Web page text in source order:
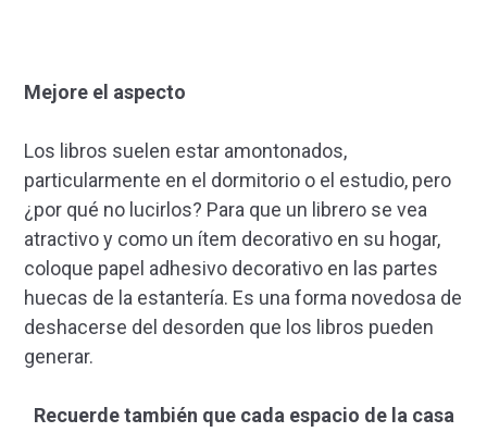
Mejore el aspecto
Los libros suelen estar amontonados,
particularmente en el dormitorio o el estudio, pero
¿por qué no lucirlos? Para que un librero se vea
atractivo y como un ítem decorativo en su hogar,
coloque papel adhesivo decorativo en las partes
huecas de la estantería. Es una forma novedosa de
deshacerse del desorden que los libros pueden
generar.
Recuerde también que cada espacio de la casa